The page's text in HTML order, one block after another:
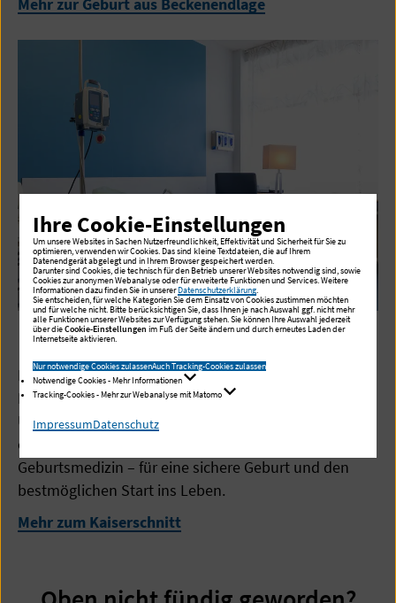
Kaiserschnitt
Im Evangelischen Amalie Sieveking Krankenhaus
Hamburg stehen Sie und Ihr Kind im Mittelpunkt.
Unser erfahrenes Team unterstützt Sie ruhig,
empathisch und unter Zuhilfenahme moderner
Geburtsmedizin – für eine sichere Geburt und den
bestmöglichen Start ins Leben.
Mehr zum Kaiserschnitt
Ihre Cookie-Einstellungen
Um unsere Websites in Sachen Nutzerfreundlichkeit, Effektivität und Sicherheit für Sie zu
optimieren, verwenden wir Cookies. Das sind kleine Textdateien, die auf Ihrem
Datenendgerät abgelegt und in Ihrem Browser gespeichert werden.
Darunter sind Cookies, die technisch für den Betrieb unserer Websites notwendig sind, sowie
Cookies zur anonymen Webanalyse oder für erweiterte Funktionen und Services. Weitere
Informationen dazu finden Sie in unsererDatenschutzerklärung.
Sie entscheiden, für welche Kategorien Sie dem Einsatz von Cookies zustimmen möchten
und für welche nicht. Bitte berücksichtigen Sie, dass Ihnen je nach Auswahl ggf. nicht mehr
alle Funktionen unserer Websites zur Verfügung stehen. Sie können Ihre Auswahl jederzeit
über dieCookie-Einstellungen im Fuß der Seite ändern und durch erneutes Laden der
Internetseite aktivieren.
Nur notwendige Cookies zulassenAuch Tracking-Cookies zulassen
Notwendige Cookies - Mehr Informationen
Tracking-Cookies - Mehr zur Webanalyse mit Matomo
ImpressumDatenschutz